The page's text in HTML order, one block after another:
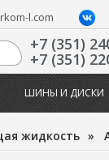
l.com
+7 (351)
+7 (351)
ШИНЫ И ДИСКИ
жидкость »